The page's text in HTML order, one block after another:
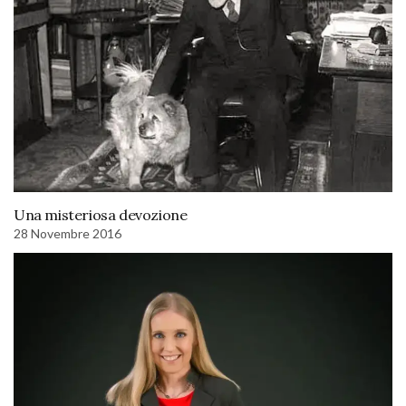
Una misteriosa devozione
28 Novembre 2016